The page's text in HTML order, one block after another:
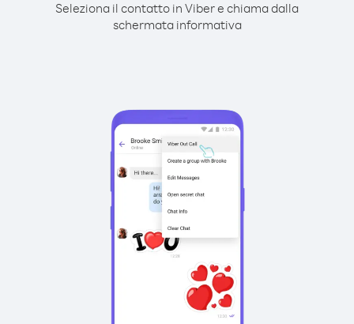
Seleziona il contatto in Viber e chiama dalla
schermata informativa